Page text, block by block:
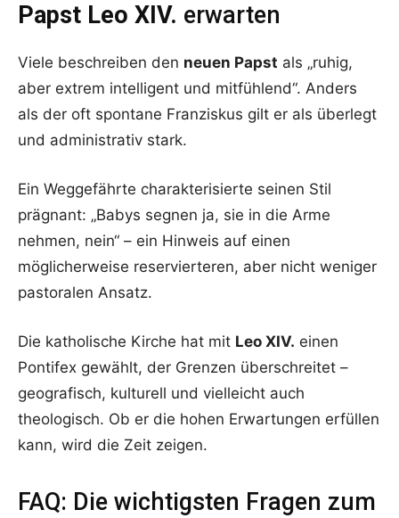
Papst Leo XIV. erwarten
Viele beschreiben den neuen Papst als „ruhig,
aber extrem intelligent und mitfühlend“. Anders
als der oft spontane Franziskus gilt er als überlegt
und administrativ stark.
Ein Weggefährte charakterisierte seinen Stil
prägnant: „Babys segnen ja, sie in die Arme
nehmen, nein“ – ein Hinweis auf einen
möglicherweise reservierteren, aber nicht weniger
pastoralen Ansatz.
Die katholische Kirche hat mit Leo XIV. einen
Pontifex gewählt, der Grenzen überschreitet –
geografisch, kulturell und vielleicht auch
theologisch. Ob er die hohen Erwartungen erfüllen
kann, wird die Zeit zeigen.
FAQ: Die wichtigsten Fragen zum